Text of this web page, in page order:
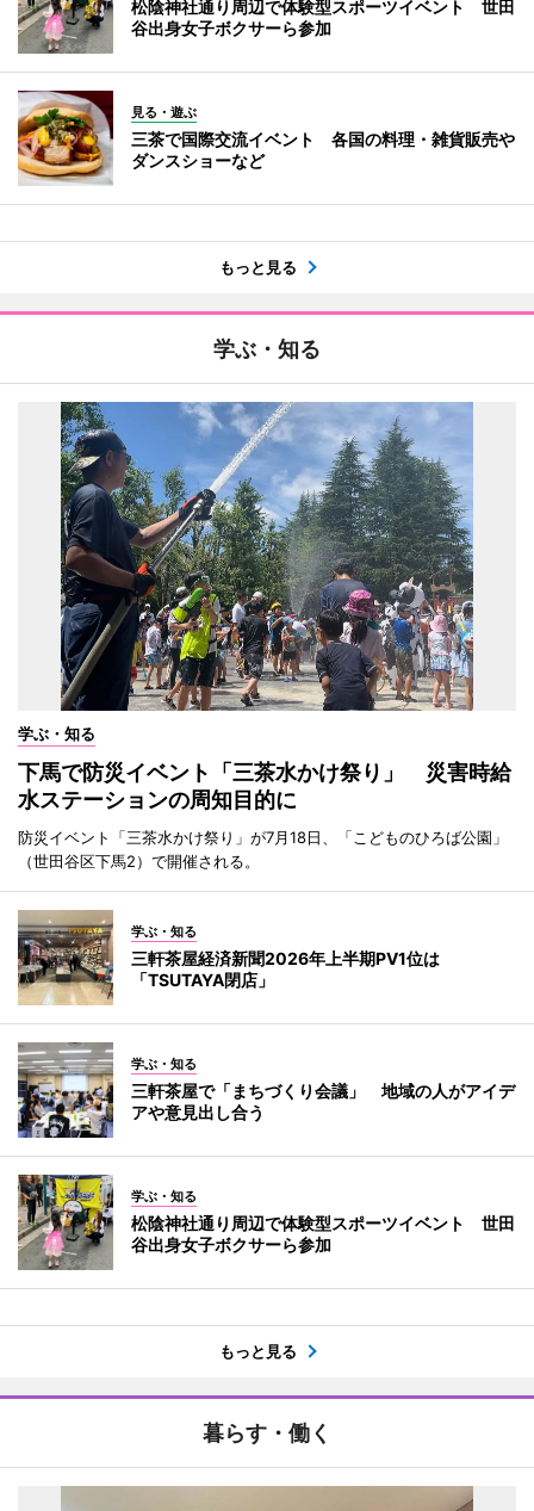
松陰神社通り周辺で体験型スポーツイベント 世田
谷出身女子ボクサーら参加
見る・遊ぶ
三茶で国際交流イベント 各国の料理・雑貨販売や
ダンスショーなど
もっと見る
学ぶ・知る
学ぶ・知る
下馬で防災イベント「三茶水かけ祭り」 災害時給
水ステーションの周知目的に
防災イベント「三茶水かけ祭り」が7月18日、「こどものひろば公園」
（世田谷区下馬2）で開催される。
学ぶ・知る
三軒茶屋経済新聞2026年上半期PV1位は
「TSUTAYA閉店」
学ぶ・知る
三軒茶屋で「まちづくり会議」 地域の人がアイデ
アや意見出し合う
学ぶ・知る
松陰神社通り周辺で体験型スポーツイベント 世田
谷出身女子ボクサーら参加
もっと見る
暮らす・働く